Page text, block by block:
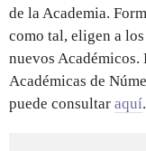
de la Academia.
como tal, eligen a
nuevos
Académicas de
puede consultar aquí.